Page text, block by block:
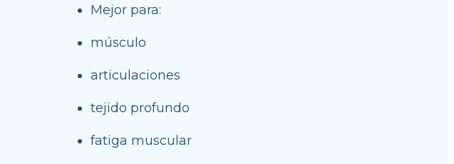
Mejor para:
músculo
articulaciones
tejido profundo
fatiga muscular